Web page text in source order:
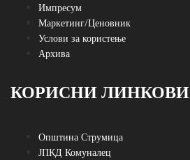
Импресум
Маркетинг/Ценовник
Услови за користење
Архива
КОРИСНИ ЛИНКОВИ
Општина Струмица
ЈПКД Комуналец